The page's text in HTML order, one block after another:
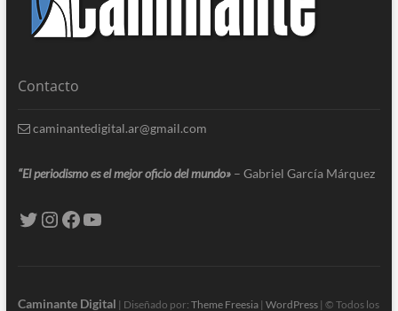
Contacto
caminantedigital.ar@gmail.com
“El periodismo es el mejor oficio del mundo» – Gabriel García Márquez
Caminante Digital | Diseñado por: Theme Freesia| WordPress| © Todos los